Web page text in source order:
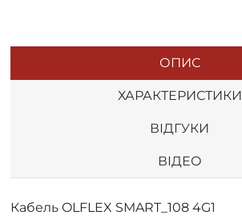
ОПИС
ХАРАКТЕРИСТИКИ
ВІДГУКИ
ВІДЕО
Кабель OLFLEX SMART_108 4G1